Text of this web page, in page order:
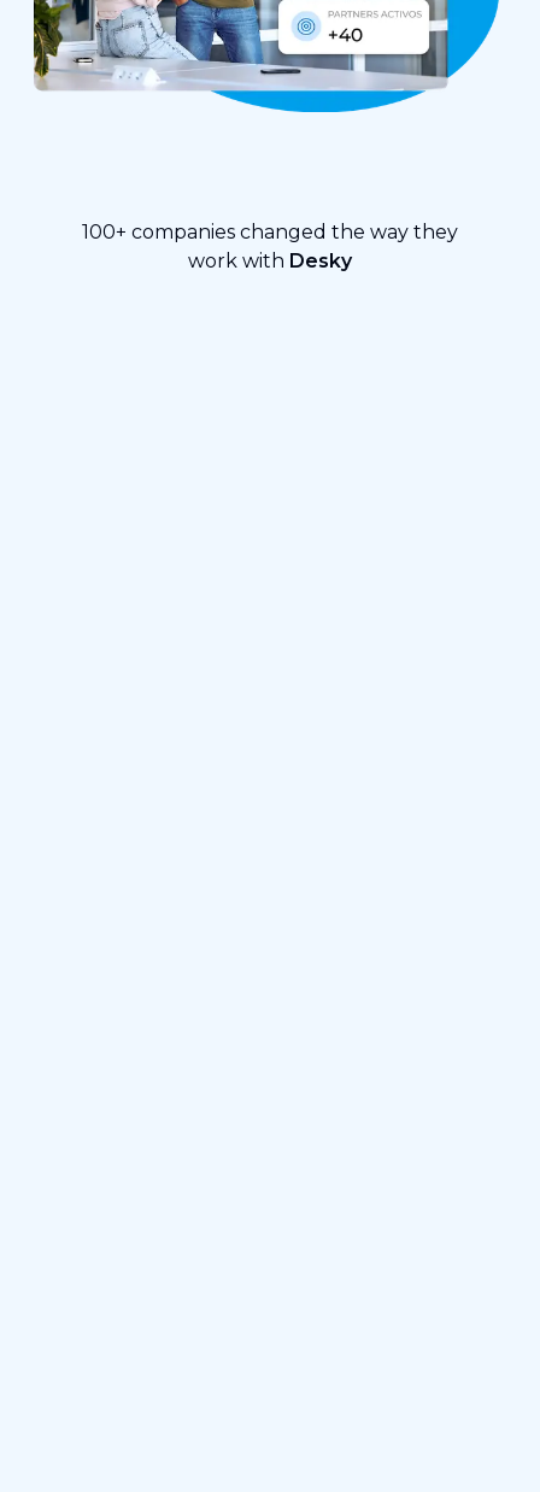
100+ companies changed the way they
work with Desky